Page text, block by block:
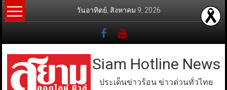
Skip
to
วันอาทิตย์, สิงหาคม 9, 2026
Siam Hotline News
ประเด็นข่าวร้อน ข่าวด่วนทั่วไทย